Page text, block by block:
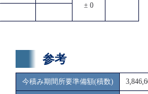
± 0
参考
今積み期間所要準備額(積数)